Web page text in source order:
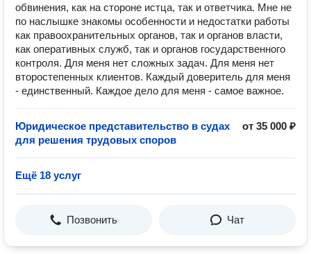
обвинения, как на стороне истца, так и ответчика. Мне не
по наслышке знакомы особенности и недостатки работы
как правоохранительных органов, так и органов власти,
как оперативных служб, так и органов государственного
контроля. Для меня нет сложных задач. Для меня нет
второстепенных клиентов. Каждый доверитель для меня
- единственный. Каждое дело для меня - самое важное.
Юридическое представительство в судах
для решения трудовых споров
от 35 000 ₽
Ещё 18 услуг
Позвонить Чат